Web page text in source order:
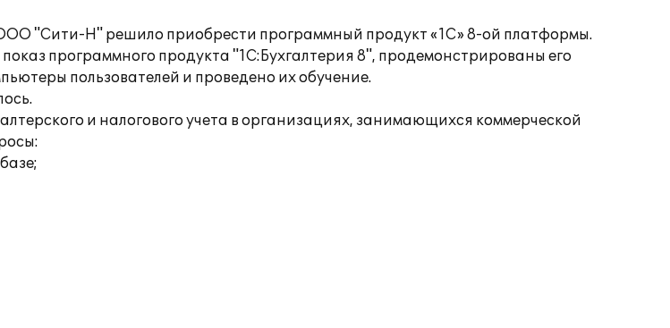
ООО "Сити-Н" решило приобрести программный продукт «1С» 8-ой платформы.
программного продукта "1С:Бухгалтерия 8", продемонстрированы его
пользователей и проведено их обучение.
и налогового учета в организациях, занимающихся коммерческой